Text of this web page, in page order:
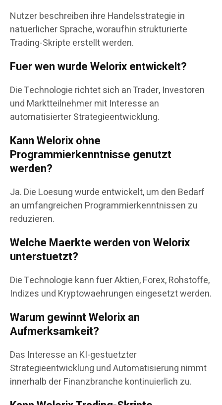
Nutzer beschreiben ihre Handelsstrategie in
natuerlicher Sprache, woraufhin strukturierte
Trading-Skripte erstellt werden.
Fuer wen wurde Welorix entwickelt?
Die Technologie richtet sich an Trader, Investoren
und Marktteilnehmer mit Interesse an
automatisierter Strategieentwicklung.
Kann Welorix ohne
Programmierkenntnisse genutzt
werden?
Ja. Die Loesung wurde entwickelt, um den Bedarf
an umfangreichen Programmierkenntnissen zu
reduzieren.
Welche Maerkte werden von Welorix
unterstuetzt?
Die Technologie kann fuer Aktien, Forex, Rohstoffe,
Indizes und Kryptowaehrungen eingesetzt werden.
Warum gewinnt Welorix an
Aufmerksamkeit?
Das Interesse an KI-gestuetzter
Strategieentwicklung und Automatisierung nimmt
innerhalb der Finanzbranche kontinuierlich zu.